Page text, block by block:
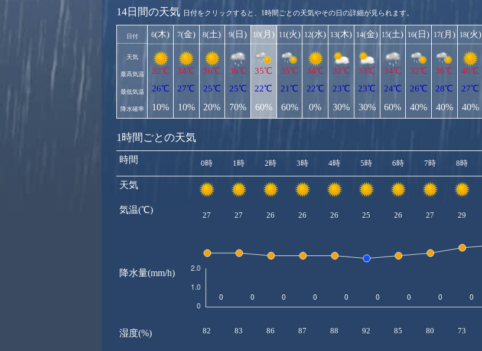
14日間の天気 日付をクリックすると、1時間ごとの天気やその日の詳細が見られます。
日付
天気
最高気温
最低気温
降水確率
6(木)
32℃
26℃
10%
7(金)
34℃
27℃
10%
8(土)
36℃
25℃
20%
9(日)
36℃
25℃
70%
10(月)
35℃
22℃
60%
11(火)
35℃
21℃
60%
12(水)
34℃
22℃
0%
13(木)
32℃
23℃
30%
14(金)
33℃
23℃
30%
15(土)
34℃
24℃
60%
16(日)
32℃
26℃
40%
17(月)
36℃
28℃
40%
18(火)
40℃
27℃
40%
1時間ごとの天気
時間
天気
気温(℃)
降水量(mm/h)
湿度(%)
0時 1時 2時 3時 4時 5時 6時 7時 8時
27 27 26 26 26 25 26 27 29
82 83 86 87 88 92 85 80 73